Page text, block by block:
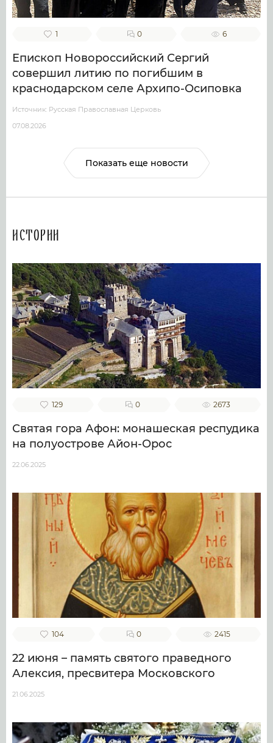
1 0 6
Епископ Новороссийский Сергий
совершил литию по погибшим в
краснодарском селе Архипо-Осиповка
Источник: Русская Православная Церковь
07.08.2026
Показать еще новости
Истории
129 0 2673
Святая гора Афон: монашеская респудика
на полуострове Айон-Орос
22.06.2025
104 0 2415
22 июня – память святого праведного
Алексия, пресвитера Московского
21.06.2025